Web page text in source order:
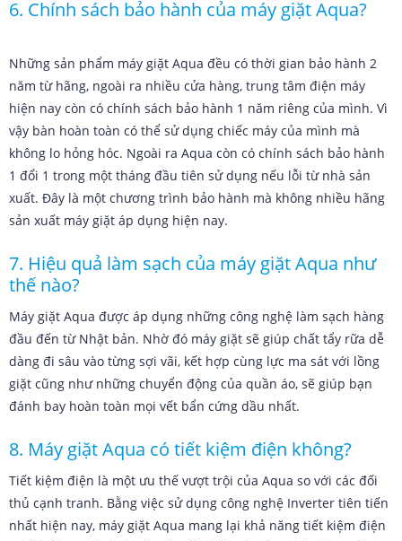
6. Chính sách bảo hành của máy giặt Aqua?
Những sản phẩm máy giặt Aqua đều có thời gian bảo hành 2
năm từ hãng, ngoài ra nhiều cửa hàng, trung tâm điện máy
hiện nay còn có chính sách bảo hành 1 năm riêng của mình. Vì
vậy bàn hoàn toàn có thể sử dụng chiếc máy của mình mà
không lo hỏng hóc. Ngoài ra Aqua còn có chính sách bảo hành
1 đổi 1 trong một tháng đầu tiên sử dụng nếu lỗi từ nhà sản
xuất. Đây là một chương trình bảo hành mà không nhiều hãng
sản xuất máy giặt áp dụng hiện nay.
7. Hiệu quả làm sạch của máy giặt Aqua như
thế nào?
Máy giặt Aqua được áp dụng những công nghệ làm sạch hàng
đầu đến từ Nhật bản. Nhờ đó máy giặt sẽ giúp chất tẩy rữa dễ
dàng đi sâu vào từng sợi vãi, kết hợp cùng lực ma sát với lồng
giặt cũng như những chuyển động của quần áo, sẽ giúp bạn
đánh bay hoàn toàn mọi vết bẩn cứng dầu nhất.
8. Máy giặt Aqua có tiết kiệm điện không?
Tiết kiệm điện là một ưu thế vượt trội của Aqua so với các đối
thủ cạnh tranh. Bằng việc sử dụng công nghệ Inverter tiên tiến
nhất hiện nay, máy giặt Aqua mang lại khả năng tiết kiệm điện